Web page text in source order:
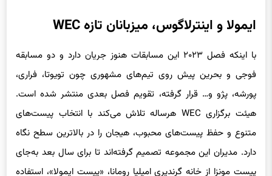
ایمولا و اینترلاگوس، میزبانان تازه WEC
با اینکه فصل ۲۰۲۳ این مسابقات هنوز جریان دارد و دو مسابقه
فوجی و بحرین پیش روی تیم‌های مشهوری چون تویوتا، فراری،
پورشه، پژو و… قرار گرفته، تقویم فصل بعدی منتشر شده است.
هیئت برگزاری WEC هرساله تلاش می‌کند با انتخاب پیست‌های
متنوع و حفظ پیست‌های محبوب، هیجان را در بالاترین سطح نگاه
دارد. مدیران این مجموعه تصمیم گرفته‌اند تا برای سال بعد به‌جای
پیست مونزا از خانه گرندپری امیلیا رومانا، «پیست ایمولا»، استفاده